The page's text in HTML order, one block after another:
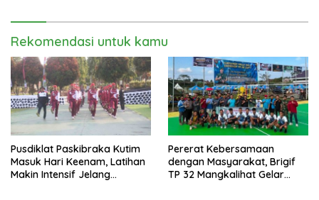
Rekomendasi untuk kamu
Pusdiklat Paskibraka Kutim
Masuk Hari Keenam, Latihan
Makin Intensif Jelang
Pererat Kebersamaan
dengan Masyarakat, Brigif
TP 32 Mangkalihat Gelar